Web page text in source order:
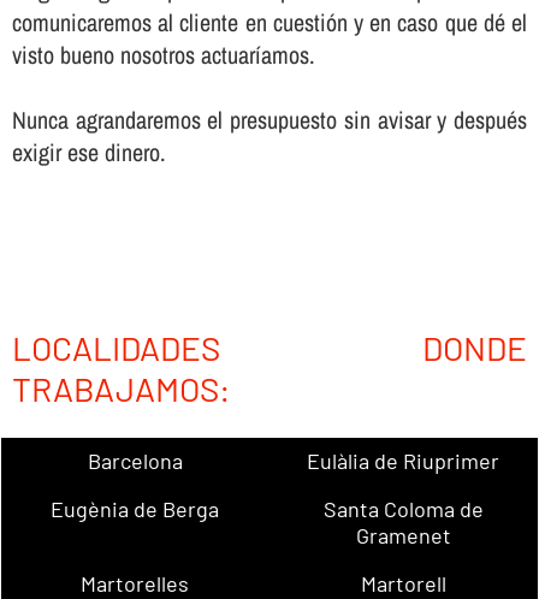
comunicaremos al cliente en cuestión y en caso que dé el
visto bueno nosotros actuarí­amos.
Nunca agrandaremos el presupuesto sin avisar y después
exigir ese dinero.
LOCALIDADES DONDE
TRABAJAMOS:
Barcelona
Eulàlia de Riuprimer
Eugènia de Berga
Santa Coloma de
Gramenet
Martorelles
Martorell